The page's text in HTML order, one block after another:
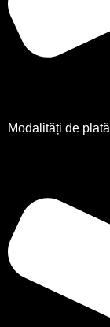
Modalități de plată